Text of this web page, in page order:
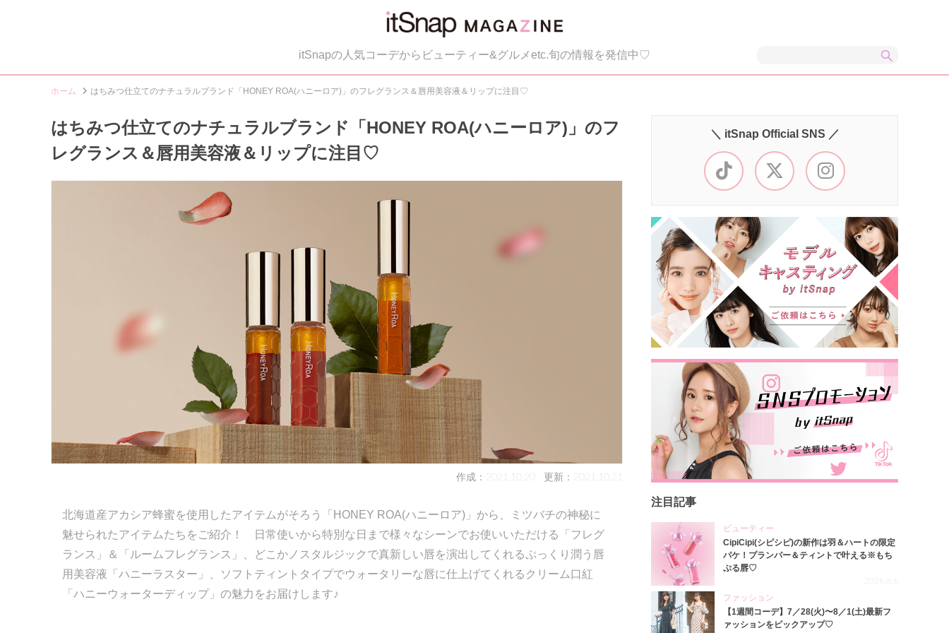
itSnapの人気コーデからビューティー&グルメetc.旬の情報を発信中♡
ホーム はちみつ仕立てのナチュラルブランド「HONEY ROA(ハニーロア)」のフレグランス＆唇用美容液＆リップに注目♡
はちみつ仕立てのナチュラルブランド「HONEY ROA(ハニーロア)」のフ
レグランス＆唇用美容液＆リップに注目♡
作成：2021.10.20 更新：2021.10.21
北海道産アカシア蜂蜜を使用したアイテムがそろう「HONEY ROA(ハニーロア)」から、ミツバチの神秘に
魅せられたアイテムたちをご紹介！ 日常使いから特別な日まで様々なシーンでお使いいただける「フレグ
ランス」＆「ルームフレグランス」、どこかノスタルジックで真新しい唇を演出してくれるぷっくり潤う唇
用美容液「ハニーラスター」、ソフトティントタイプでウォータリーな唇に仕上げてくれるクリーム口紅
「ハニーウォーターディップ」の魅力をお届けします♪
＼ itSnap Official SNS ／
注目記事
ビューティー
CipiCipi(シピシピ)の新作は羽＆ハートの限定
パケ！プランパー＆ティントで叶える※もち
ぷる唇♡
2026.8.6
ファッション
【1週間コーデ】7／28(火)〜8／1(土)最新フ
ァッションをピックアップ♡